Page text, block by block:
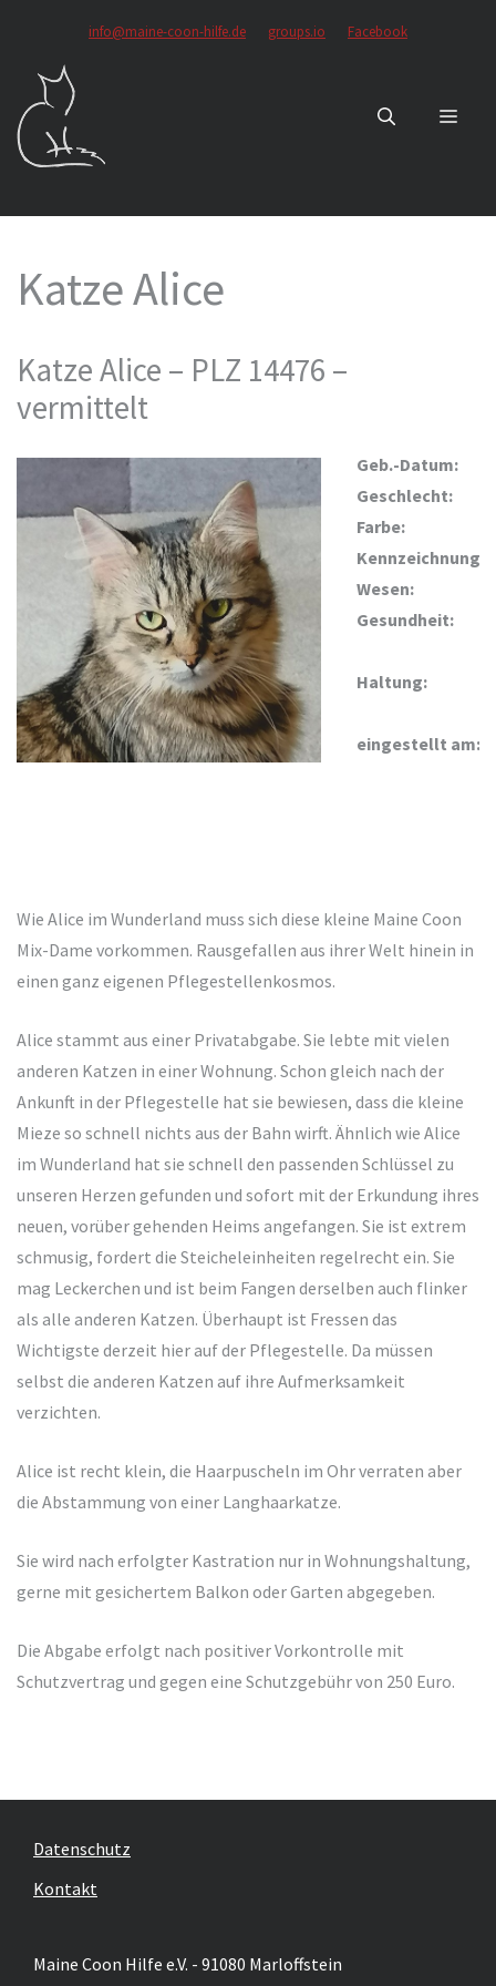
springen
info@maine-coon-hilfe.de groups.io Facebook
Katze Alice
Katze Alice – PLZ 14476 –
vermittelt
Geb.-Datum:
Geschlecht:
Farbe:
Kennzeichnung:
Wesen:
Gesundheit:
Haltung:
eingestellt am:
Wie Alice im Wunderland muss sich diese kleine Maine Coon
Mix-Dame vorkommen. Rausgefallen aus ihrer Welt hinein in
einen ganz eigenen Pflegestellenkosmos.
Alice stammt aus einer Privatabgabe. Sie lebte mit vielen
anderen Katzen in einer Wohnung. Schon gleich nach der
Ankunft in der Pflegestelle hat sie bewiesen, dass die kleine
Mieze so schnell nichts aus der Bahn wirft. Ähnlich wie Alice
im Wunderland hat sie schnell den passenden Schlüssel zu
unseren Herzen gefunden und sofort mit der Erkundung ihres
neuen, vorüber gehenden Heims angefangen. Sie ist extrem
schmusig, fordert die Steicheleinheiten regelrecht ein. Sie
mag Leckerchen und ist beim Fangen derselben auch flinker
als alle anderen Katzen. Überhaupt ist Fressen das
Wichtigste derzeit hier auf der Pflegestelle. Da müssen
selbst die anderen Katzen auf ihre Aufmerksamkeit
verzichten.
Alice ist recht klein, die Haarpuscheln im Ohr verraten aber
die Abstammung von einer Langhaarkatze.
Sie wird nach erfolgter Kastration nur in Wohnungshaltung,
gerne mit gesichertem Balkon oder Garten abgegeben.
Die Abgabe erfolgt nach positiver Vorkontrolle mit
Schutzvertrag und gegen eine Schutzgebühr von 250 Euro.
Datenschutz
Kontakt
Maine Coon Hilfe e.V. - 91080 Marloffstein